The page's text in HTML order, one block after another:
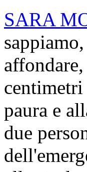
SARA
paura e
due